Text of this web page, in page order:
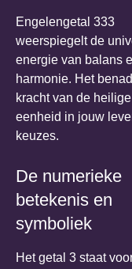
Engelengetal 333
weerspiegelt de
energie van balans
harmonie. Het
kracht van de
eenheid in jouw
keuzes.
De numerieke
betekenis en
symboliek
Het getal 3 staat